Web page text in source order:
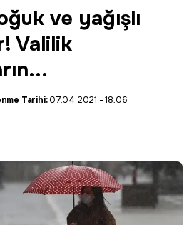
ve yağışlı
Valilik
Tarihi:07.04.2021 - 18:06